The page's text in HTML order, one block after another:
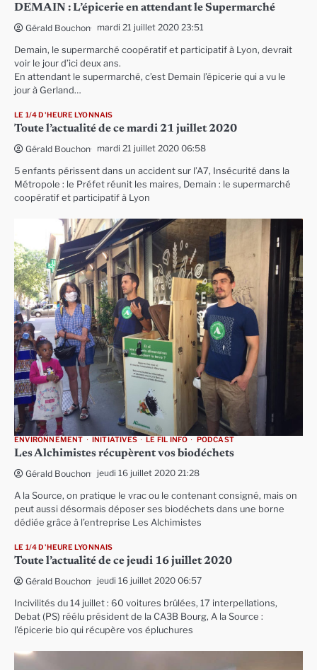
DEMAIN : L’épicerie en attendant le Supermarché
Gérald Bouchon mardi 21 juillet 2020 23:51
Demain, le supermarché coopératif et participatif à Lyon, devrait
voir le jour d’ici deux ans.
En attendant le supermarché, c’est Demain l’épicerie qui a vu le
jour à Gerland…
LE 1/4 D'HEURE LYONNAIS
Toute l’actualité de ce mardi 21 juillet 2020
Gérald Bouchon mardi 21 juillet 2020 06:58
5 enfants périssent dans un accident sur l’A7, Insécurité dans la
Métropole : le Préfet réunit les maires, Demain : le supermarché
coopératif et participatif à Lyon
ENVIRONNEMENT INITIATIVES LE FIL INFO PODCAST
Les Alchimistes récupèrent vos biodéchets
Gérald Bouchon jeudi 16 juillet 2020 21:28
A la Source, on pratique le vrac ou le contenant consigné, mais on
peut aussi désormais déposer ses biodéchets dans une borne
dédiée grâce à l’entreprise Les Alchimistes
LE 1/4 D'HEURE LYONNAIS
Toute l’actualité de ce jeudi 16 juillet 2020
Gérald Bouchon jeudi 16 juillet 2020 06:57
Incivilités du 14 juillet : 60 voitures brûlées, 17 interpellations,
Debat (PS) réélu président de la CA3B Bourg, A la Source :
l’épicerie bio qui récupère vos épluchures